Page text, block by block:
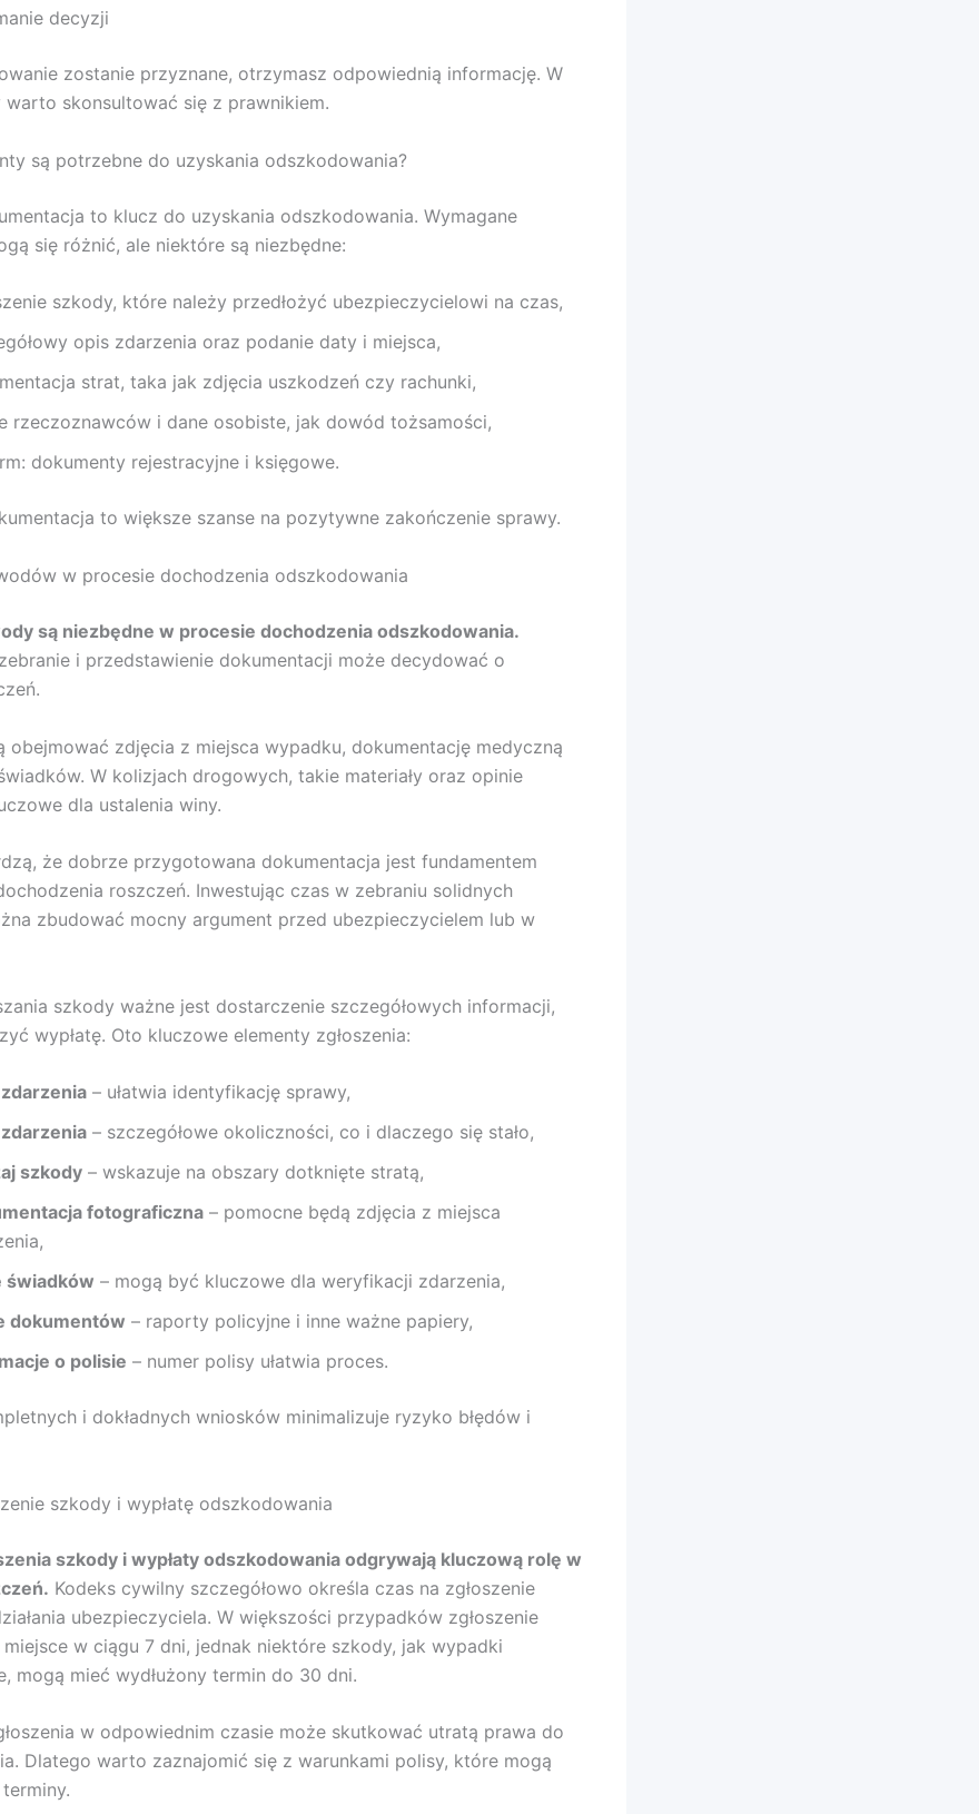
decyzji
zostanie przyznane, otrzymasz odpowiednią informację. W
warto skonsultować się z prawnikiem.
są potrzebne do uzyskania odszkodowania?
to klucz do uzyskania odszkodowania. Wymagane
się różnić, ale niektóre są niezbędne:
szkody, które należy przedłożyć ubezpieczycielowi na czas,
opis zdarzenia oraz podanie daty i miejsca,
strat, taka jak zdjęcia uszkodzeń czy rachunki,
rzeczoznawców i dane osobiste, jak dowód tożsamości,
dokumenty rejestracyjne i księgowe.
to większe szanse na pozytywne zakończenie sprawy.
w procesie dochodzenia odszkodowania
są niezbędne w procesie dochodzenia odszkodowania.
i przedstawienie dokumentacji może decydować o
obejmować zdjęcia z miejsca wypadku, dokumentację medyczną
W kolizjach drogowych, takie materiały oraz opinie
dla ustalenia winy.
że dobrze przygotowana dokumentacja jest fundamentem
roszczeń. Inwestując czas w zebraniu solidnych
zbudować mocny argument przed ubezpieczycielem lub w
szkody ważne jest dostarczenie szczegółowych informacji,
wypłatę. Oto kluczowe elementy zgłoszenia:
– ułatwia identyfikację sprawy,
– szczegółowe okoliczności, co i dlaczego się stało,
szkody – wskazuje na obszary dotknięte stratą,
fotograficzna – pomocne będą zdjęcia z miejsca
świadków – mogą być kluczowe dla weryfikacji zdarzenia,
dokumentów – raporty policyjne i inne ważne papiery,
o polisie – numer polisy ułatwia proces.
i dokładnych wniosków minimalizuje ryzyko błędów i
szkody i wypłatę odszkodowania
szkody i wypłaty odszkodowania odgrywają kluczową rolę w
Kodeks cywilny szczegółowo określa czas na zgłoszenie
ubezpieczyciela. W większości przypadków zgłoszenie
w ciągu 7 dni, jednak niektóre szkody, jak wypadki
mogą mieć wydłużony termin do 30 dni.
w odpowiednim czasie może skutkować utratą prawa do
Dlatego warto zaznajomić się z warunkami polisy, które mogą